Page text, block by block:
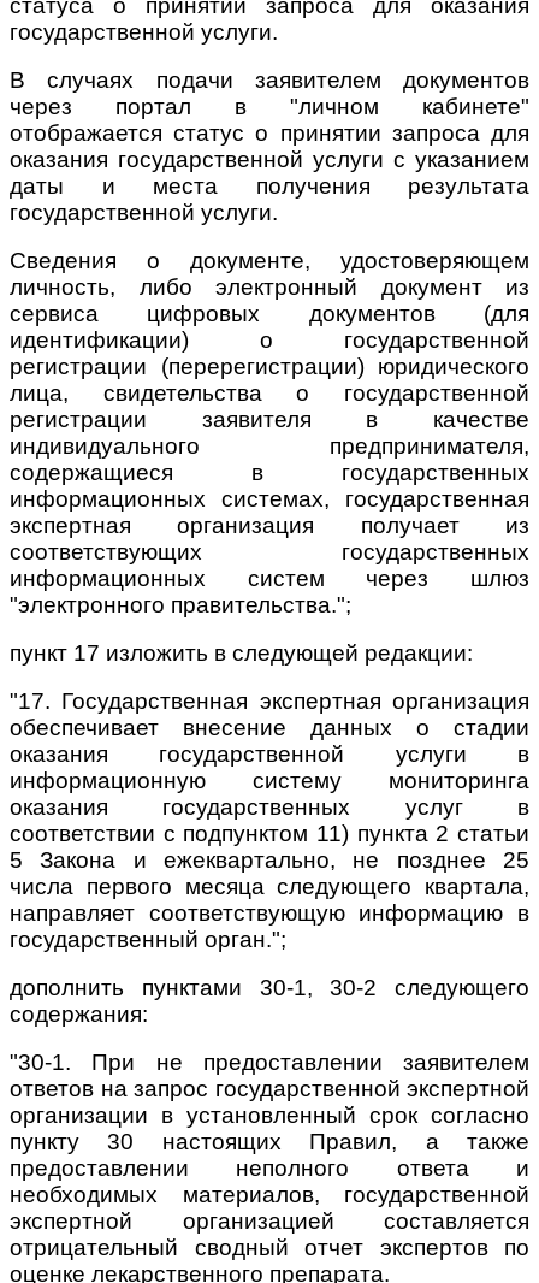
статуса о принятии запроса для оказания
государственной услуги.
В случаях подачи заявителем документов
через портал в "личном кабинете"
отображается статус о принятии запроса для
оказания государственной услуги с указанием
даты и места получения результата
государственной услуги.
Сведения о документе, удостоверяющем
личность, либо электронный документ из
сервиса цифровых документов (для
идентификации) о государственной
регистрации (перерегистрации) юридического
лица, свидетельства о государственной
регистрации заявителя в качестве
индивидуального предпринимателя,
содержащиеся в государственных
информационных системах, государственная
экспертная организация получает из
соответствующих государственных
информационных систем через шлюз
"электронного правительства.";
пункт 17 изложить в следующей редакции:
"17. Государственная экспертная организация
обеспечивает внесение данных о стадии
оказания государственной услуги в
информационную систему мониторинга
оказания государственных услуг в
соответствии с подпунктом 11) пункта 2 статьи
5 Закона и ежеквартально, не позднее 25
числа первого месяца следующего квартала,
направляет соответствующую информацию в
государственный орган.";
дополнить пунктами 30-1, 30-2 следующего
содержания:
"30-1. При не предоставлении заявителем
ответов на запрос государственной экспертной
организации в установленный срок согласно
пункту 30 настоящих Правил, а также
предоставлении неполного ответа и
необходимых материалов, государственной
экспертной организацией составляется
отрицательный сводный отчет экспертов по
оценке лекарственного препарата.